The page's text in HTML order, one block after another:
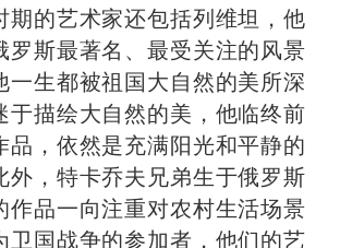
期的艺术家还包括列维坦，他
罗斯最著名、最受关注的风景
一生都被祖国大自然的美所深
于描绘大自然的美，他临终前
品，依然是充满阳光和平静的
外，特卡乔夫兄弟生于俄罗斯
作品一向注重对农村生活场景
卫国战争的参加者，他们的艺